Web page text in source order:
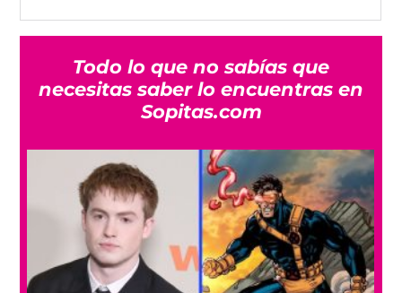
Todo lo que no sabías que
necesitas saber lo encuentras en
Sopitas.com